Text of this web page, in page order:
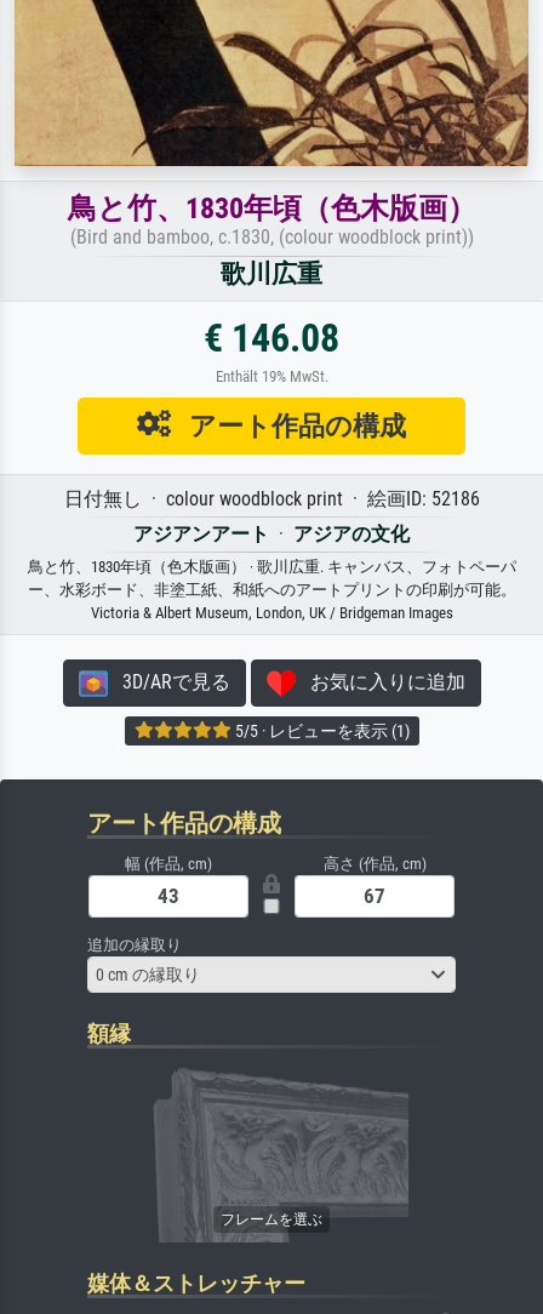
鳥と竹、1830年頃（色木版画）
(Bird and bamboo, c.1830, (colour woodblock print))
歌川広重
€ 146.08
Enthält 19% MwSt.
アート作品の構成
日付無し · colour woodblock print · 絵画ID: 52186
アジアンアート
· アジアの文化
鳥と竹、1830年頃（色木版画） · 歌川広重. キャンバス、フォトペーパ
ー、水彩ボード、非塗工紙、和紙へのアートプリントの印刷が可能。
Victoria & Albert Museum, London, UK / Bridgeman Images
3D/ARで見る お気に入りに追加
5/5 · レビューを表示 (1)
アート作品の構成
幅 (作品, cm) 高さ (作品, cm)
追加の縁取り
0 cm の縁取り
額縁
媒体＆ストレッチャー